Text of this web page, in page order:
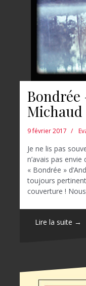
Bondrée
Michaud
9 février 2017
Je ne lis pas
n’avais pas
« Bondrée »
toujours
couverture !
Lire la suite →